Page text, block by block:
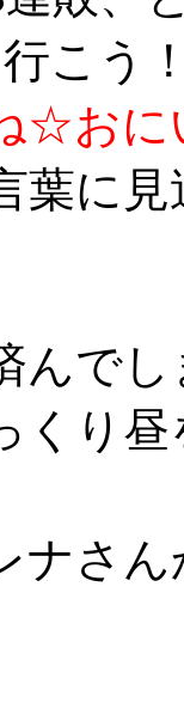
行こう
☆お
葉に
んで
くり
ナさ